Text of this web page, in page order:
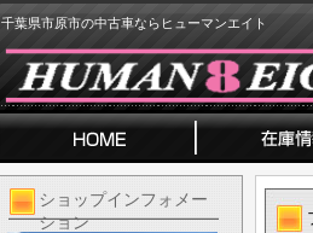
千葉県市原市の中古車ならヒューマンエイト
ショップインフォメー
ション